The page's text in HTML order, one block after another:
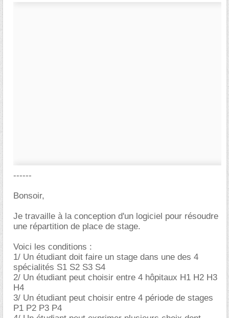
------
Bonsoir,
Je travaille à la conception d'un logiciel pour résoudre
une répartition de place de stage.
Voici les conditions :
1/ Un étudiant doit faire un stage dans une des 4
spécialités S1 S2 S3 S4
2/ Un étudiant peut choisir entre 4 hôpitaux H1 H2 H3
H4
3/ Un étudiant peut choisir entre 4 période de stages
P1 P2 P3 P4